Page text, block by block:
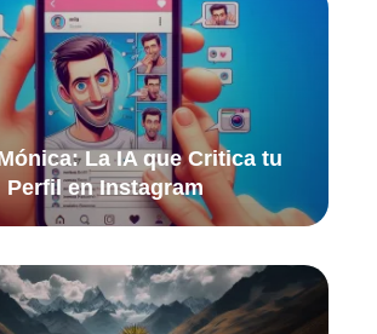
La IA que Critica tu
Perfil en Instagram